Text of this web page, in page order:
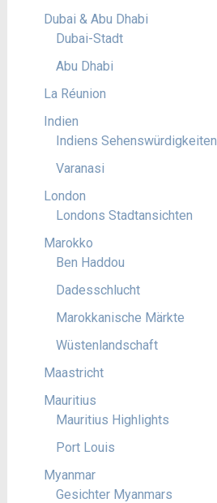
Dubai & Abu Dhabi
Dubai-Stadt
Abu Dhabi
La Réunion
Indien
Indiens Sehenswürdigkeiten
Varanasi
London
Londons Stadtansichten
Marokko
Ben Haddou
Dadesschlucht
Marokkanische Märkte
Wüstenlandschaft
Maastricht
Mauritius
Mauritius Highlights
Port Louis
Myanmar
Gesichter Myanmars